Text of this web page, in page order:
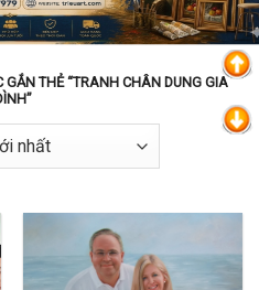
GẮN THẺ “TRANH CHÂN DUNG GIA